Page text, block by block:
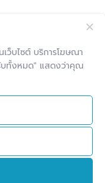
ประเทศไทย
.
เว็บไซต์ บริการโฆษณา
บทั้งหมด" แสดงว่าคุณ